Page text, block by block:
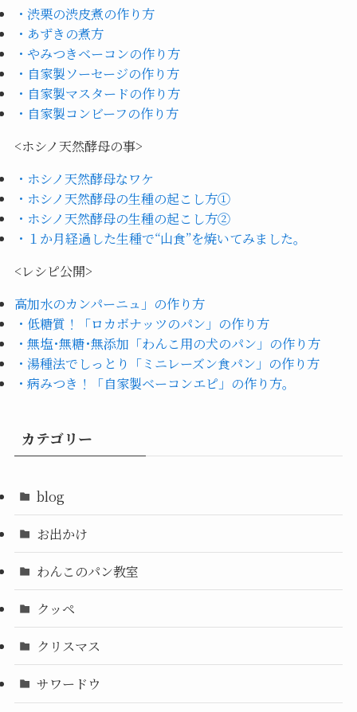
・渋栗の渋皮煮の作り方
・あずきの煮方
・やみつきベーコンの作り方
・自家製ソーセージの作り方
・自家製マスタードの作り方
・自家製コンビーフの作り方
<ホシノ天然酵母の事>
・ホシノ天然酵母なワケ
・ホシノ天然酵母の生種の起こし方①
・ホシノ天然酵母の生種の起こし方②
・１か月経過した生種で“山食”を焼いてみました。
<レシピ公開>
高加水のカンパーニュ」の作り方
・低糖質！「ロカボナッツのパン」の作り方
・無塩･無糖･無添加「わんこ用の犬のパン」の作り方
・湯種法でしっとり「ミニレーズン食パン」の作り方
・病みつき！「自家製ベーコンエピ」の作り方。
カテゴリー
blog
お出かけ
わんこのパン教室
クッペ
クリスマス
サワードウ